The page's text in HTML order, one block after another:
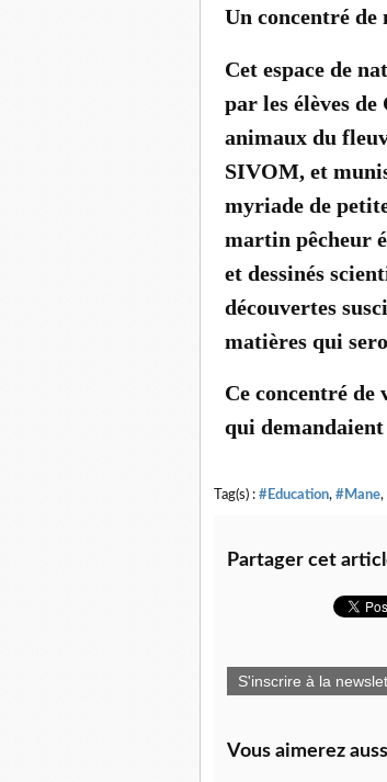
Un concentré de
Cet espace de
par les élèves
animaux du
SIVOM, et
myriade de
martin pêcheur
et dessinés
découvertes
matières qui
Ce concentré de
qui
Tag(s) : #Education, #Mane,
Partager cet
S'inscrire à la
Vous aimerez